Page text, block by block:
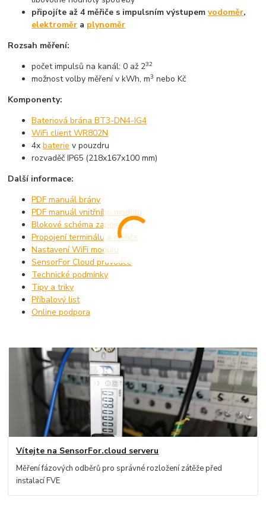
připojíte až 4 měřiče s impulsním výstupemvodoměr,
elektroměr a plynoměr
Rozsah měření:
počet impulsů na kanál: 0 až 232
možnost volby měření v kWh, m3 nebo Kč
Komponenty:
Bateriová brána BT3-DN4-IG4
WiFi client WR802N
4xbaterie v pouzdru
rozvaděč IP65 (218x167x100 mm)
Další informace:
PDF manuál brány
PDF manuál vnitřního modulu
Blokové schéma zapojení
Propojení terminálu a měřiče
Nastavení WiFi modulu
SensorFor Cloud průvodce
Technické podmínky
Tipy a triky
Příbalový list
Online podpora
Vítejte na SensorFor.cloud serveru
Měření fázových odběrů pro správné rozložení zátěže před
instalací FVE